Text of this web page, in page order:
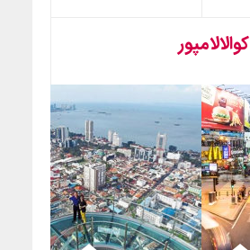
کوالالامپور